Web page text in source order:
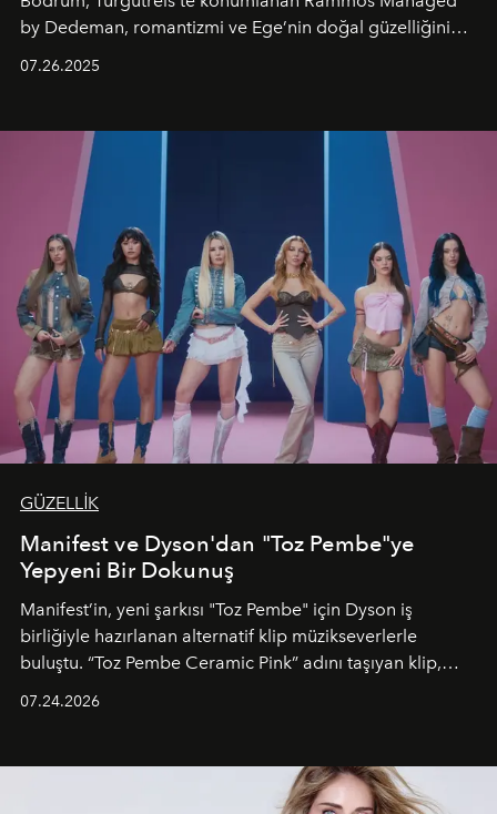
by Dedeman, romantizmi ve Ege’nin doğal güzelliğini
07.26.2025
GÜZELLİK
Manifest ve Dyson'dan "Toz Pembe"ye
Yepyeni Bir Dokunuş
Manifest’in, yeni şarkısı "Toz Pembe" için Dyson iş
birliğiyle hazırlanan alternatif klip müzikseverlerle
buluştu. “Toz Pembe Ceramic Pink” adını taşıyan klip,
unsurlarından biri olarak öne çıkıyor.
07.24.2026